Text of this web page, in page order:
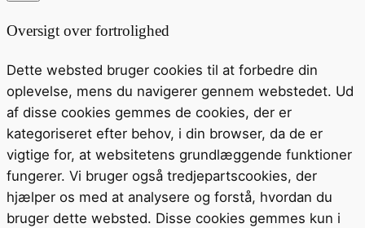
Oversigt over fortrolighed
Dette websted bruger cookies til at forbedre din
oplevelse, mens du navigerer gennem webstedet. Ud
af disse cookies gemmes de cookies, der er
kategoriseret efter behov, i din browser, da de er
vigtige for, at websitetens grundlæggende funktioner
fungerer. Vi bruger også tredjepartscookies, der
hjælper os med at analysere og forstå, hvordan du
bruger dette websted. Disse cookies gemmes kun i